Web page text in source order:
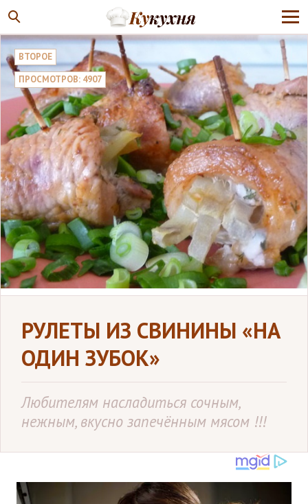
ВТОРОЕ
ПРОСМОТРОВ: 4907
РУЛЕТЫ ИЗ СВИНИНЫ «НА
ОДИН ЗУБОК»
Любителям насладиться сочным,
нежным, вкусно запечённым мясом !!!